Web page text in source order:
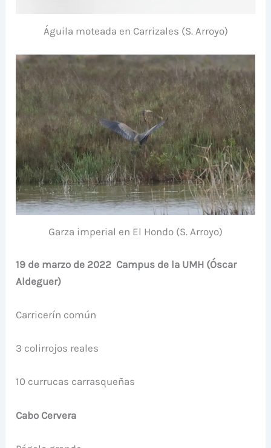
Águila moteada en Carrizales (S. Arroyo)
Garza imperial en El Hondo (S. Arroyo)
19 de marzo de 2022 Campus de la UMH (Óscar
Aldeguer)
Carricerín común
3 colirrojos reales
10 currucas carrasqueñas
Cabo Cervera